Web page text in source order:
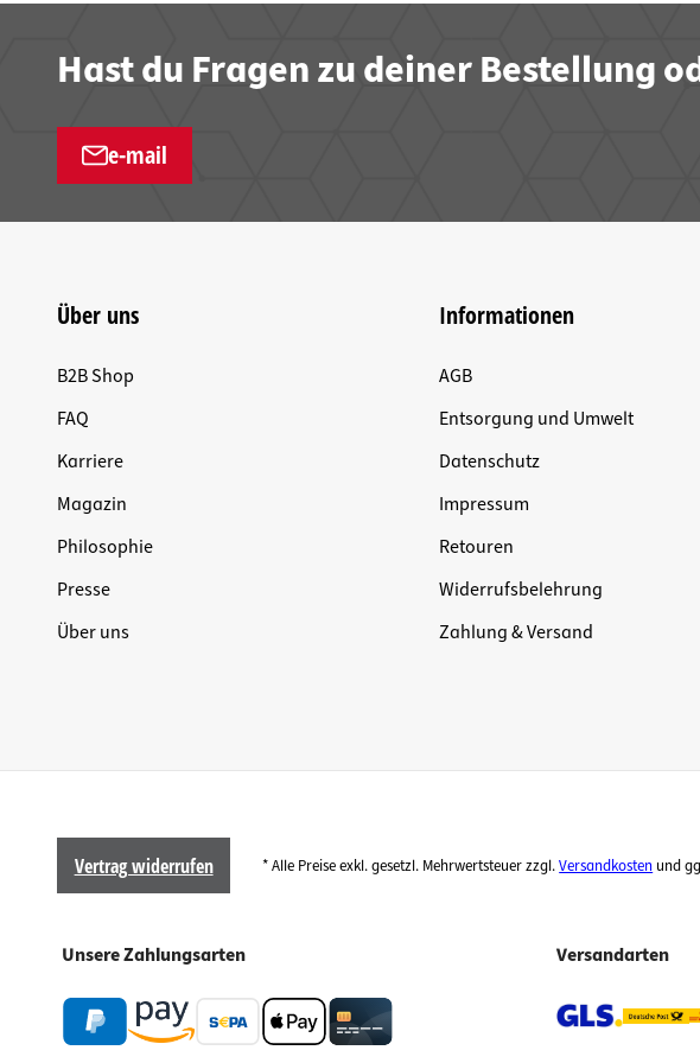
Hast du Fragen zu deiner Bestellung
e-mail
Über uns
B2B Shop
FAQ
Karriere
Magazin
Philosophie
Presse
Über uns
Informationen
AGB
Entsorgung und Umwelt
Datenschutz
Impressum
Retouren
Widerrufsbelehrung
Zahlung & Versand
Vertrag widerrufen * Alle Preise exkl. gesetzl. Mehrwertsteuer zzgl.Versandkosten und
Unsere Zahlungsarten Versandarten